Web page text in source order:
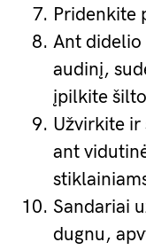
Pridenkite
Ant
audinį,
įpilkite
Užvirkite
ant
Sandariai
dugnu,